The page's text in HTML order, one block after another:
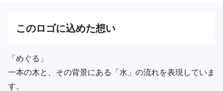
このロゴに込めた想い
「めぐる」
一本の木と、その背景にある「水」の流れを表現していま
す。